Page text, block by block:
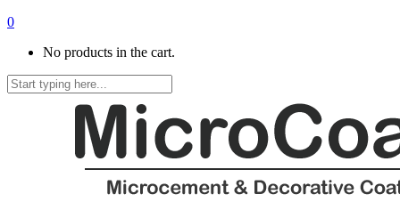
0
No products in the cart.